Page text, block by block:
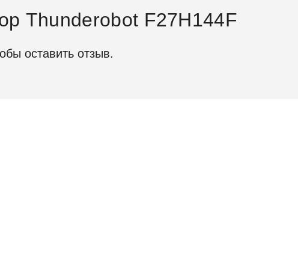
дисплея
Thunderobot F27H144F
оставить отзыв.